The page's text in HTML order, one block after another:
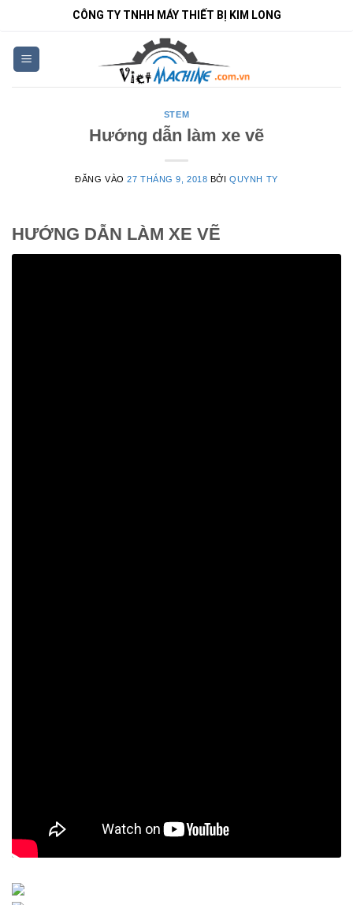
nội
dung
CÔNG TY TNHH MÁY THIẾT BỊ KIM LONG
STEM
Hướng dẫn làm xe vẽ
ĐĂNG VÀO27 THÁNG 9, 2018 BỞIQUYNH TY
HƯỚNG DẪN LÀM XE VẼ